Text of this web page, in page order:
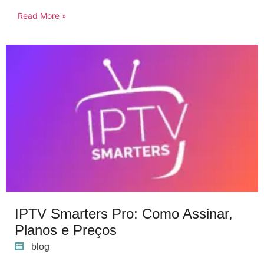
Read More »
IPTV Smarters Pro: Como Assinar,
Planos e Preços
blog